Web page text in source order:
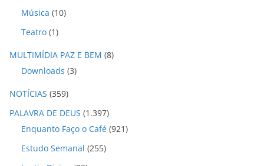
Música (10)
Teatro (1)
MULTIMÍDIA PAZ E BEM (8)
Downloads (3)
NOTÍCIAS (359)
PALAVRA DE DEUS (1.397)
Enquanto Faço o Café (921)
Estudo Semanal (255)